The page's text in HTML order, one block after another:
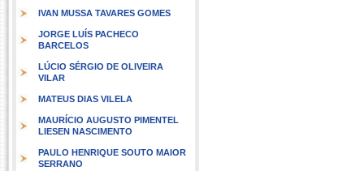
IVAN MUSSA TAVARES GOMES
JORGE LUÍS PACHECO
BARCELOS
LÚCIO SÉRGIO DE OLIVEIRA
VILAR
MATEUS DIAS VILELA
MAURÍCIO AUGUSTO PIMENTEL
LIESEN NASCIMENTO
PAULO HENRIQUE SOUTO MAIOR
SERRANO